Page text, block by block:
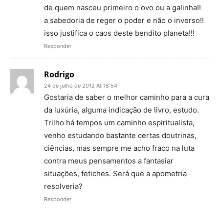
de quem nasceu primeiro o ovo ou a galinha!!
a sabedoria de reger o poder e não o inverso!!
isso justifica o caos deste bendito planeta!!!
Responder
Rodrigo
24 de julho de 2012 At 18:54
Gostaria de saber o melhor caminho para a cura
da luxúria, alguma indicação de livro, estudo.
Trilho há tempos um caminho espiritualista,
venho estudando bastante certas doutrinas,
ciências, mas sempre me acho fraco na luta
contra meus pensamentos a fantasiar
situações, fetiches. Será que a apometria
resolveria?
Responder